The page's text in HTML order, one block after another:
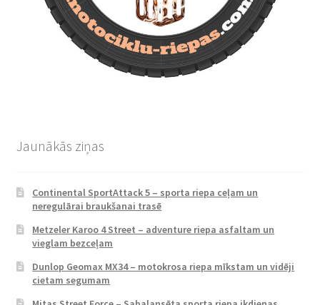
Jaunākās ziņas
Continental SportAttack 5 – sporta riepa ceļam un
neregulārai braukšanai trasē
Metzeler Karoo 4 Street – adventure riepa asfaltam un
vieglam bezceļam
Dunlop Geomax MX34 – motokrosa riepa mīkstam un vidēji
cietam segumam